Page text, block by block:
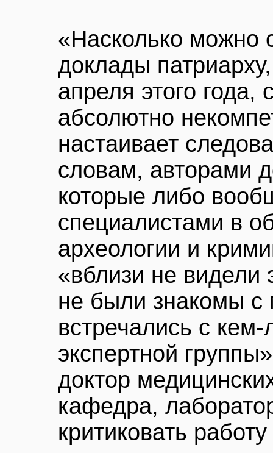
«Насколько можно
доклады
апреля этого
абсолютно
настаивает
словам, авторами
которые либо
специалистами в
археологии и
«вблизи не видели
не были знакомы с
встречались с
экспертной
доктор
кафедра,
критиковать